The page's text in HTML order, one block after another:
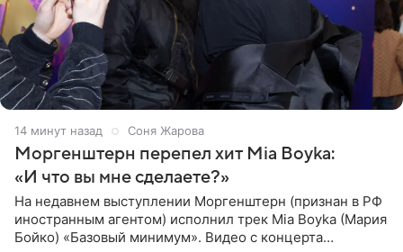
14 минут назад Соня Жарова
Моргенштерн перепел хит Mia Boyka:
«И что вы мне сделаете?»
На недавнем выступлении Моргенштерн (признан в РФ
иностранным агентом) исполнил трек Mia Boyka (Мария
Бойко) «Базовый минимум». Видео с концерта